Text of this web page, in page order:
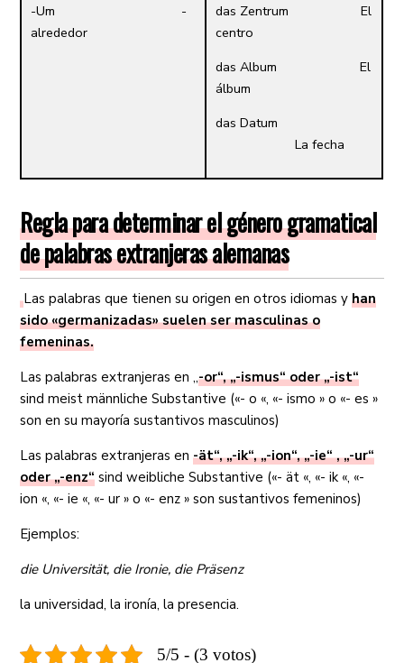
-Um -
alrededor
das Zentrum El
centro
das Album El
álbum
das Datum
La fecha
Regla para determinar el género gramatical
de palabras extranjeras alemanas
Las palabras que tienen su origen en otros idiomas yhan
sido «germanizadas» suelen ser masculinas o
femeninas.
Las palabras extranjeras en „-or“, „-ismus“ oder „-ist“
sind meist männliche Substantive («- o «, «- ismo » o «- es »
son en su mayoría sustantivos masculinos)
Las palabras extranjeras en-ät“, „-ik“, „-ion“, „-ie“ , „-ur“
oder „-enz“ sind weibliche Substantive («- ät «, «- ik «, «-
ion «, «- ie «, «- ur » o «- enz » son sustantivos femeninos)
Ejemplos:
die Universität, die Ironie, die Präsenz
la universidad, la ironía, la presencia.
5/5 - (3 votos)